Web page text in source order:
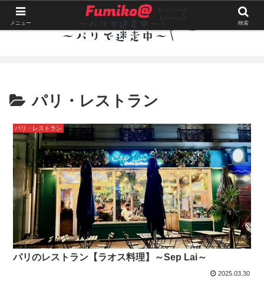
パリ・レストラン
パリ・レストラン
パリのレストラン【ラオス料理】～Sep Lai～
2025.03.30
メニュー 検索